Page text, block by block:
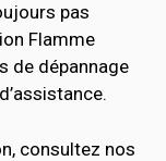
pas
Flamme
de dépannage
consultez nos